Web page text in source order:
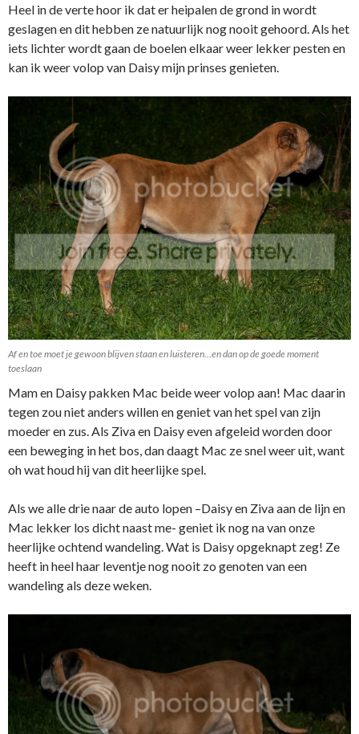
Heel in de verte hoor ik dat er heipalen de grond in wordt
geslagen en dit hebben ze natuurlijk nog nooit gehoord. Als het
iets lichter wordt gaan de boelen elkaar weer lekker pesten en
kan ik weer volop van Daisy mijn prinses genieten.
Af en toe moet je gewoon blijven staan en luisteren…en dan op de goede moment
toeslaan
Mam en Daisy pakken Mac beide weer volop aan! Mac daarin
tegen zou niet anders willen en geniet van het spel van zijn
moeder en zus. Als Ziva en Daisy even afgeleid worden door
een beweging in het bos, dan daagt Mac ze snel weer uit, want
oh wat houd hij van dit heerlijke spel.
Als we alle drie naar de auto lopen –Daisy en Ziva aan de lijn en
Mac lekker los dicht naast me- geniet ik nog na van onze
heerlijke ochtend wandeling. Wat is Daisy opgeknapt zeg! Ze
heeft in heel haar leventje nog nooit zo genoten van een
wandeling als deze weken.